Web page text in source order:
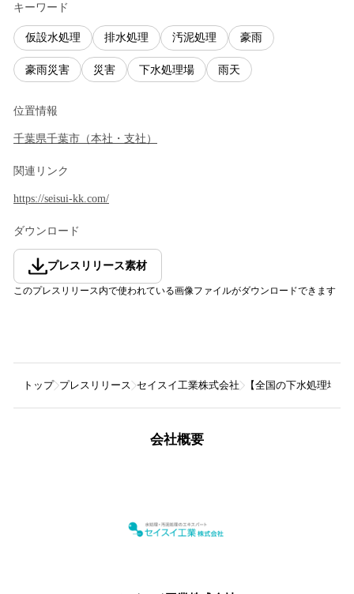
キーワード
仮設水処理 排水処理 汚泥処理 豪雨
豪雨災害 災害 下水処理場 雨天
位置情報
千葉県千葉市 （本社・支社 ）
関連リンク
https://seisui-kk.com/
ダウンロード
プレスリリース素材
このプレスリリース内で使われている画像ファイルがダウンロードできます
トップ プレスリリース セイスイ工業株式会社 【全国の下水処理場
会社概要